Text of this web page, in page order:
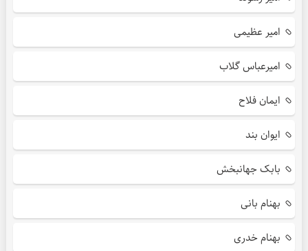
امیر عظیمی
امیرعباس گلاب
ایمان فلاح
ایوان بند
بابک جهانبخش
بهنام بانی
بهنام خدری